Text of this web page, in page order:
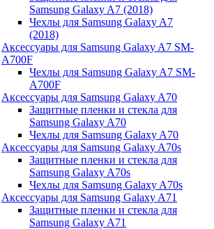
Samsung Galaxy A7 (2018)
Чехлы для Samsung Galaxy A7
(2018)
Аксессуары для Samsung Galaxy A7 SM-
A700F
Чехлы для Samsung Galaxy A7 SM-
A700F
Аксессуары для Samsung Galaxy A70
Защитные пленки и стекла для
Samsung Galaxy A70
Чехлы для Samsung Galaxy A70
Аксессуары для Samsung Galaxy A70s
Защитные пленки и стекла для
Samsung Galaxy A70s
Чехлы для Samsung Galaxy A70s
Аксессуары для Samsung Galaxy A71
Защитные пленки и стекла для
Samsung Galaxy A71